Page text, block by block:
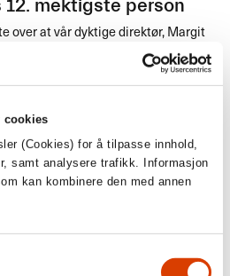
cookies
(Cookies) for å tilpasse innhold,
samt analysere trafikk. Informasjon
kan kombinere den med annen
mektigste person
over at vår dyktige direktør, Margit
Bok & Samfunn.